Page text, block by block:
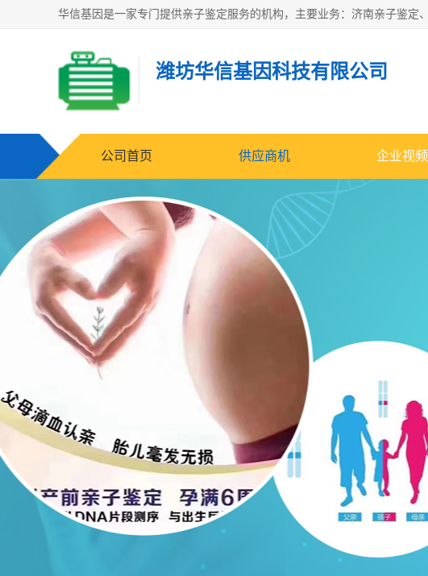
潍坊华信基因科技有限公司
公司首页 供应商机 企业视频